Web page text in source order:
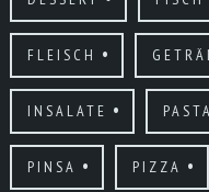
FLEISCH
INSALATE PASTA
PINSA PIZZA